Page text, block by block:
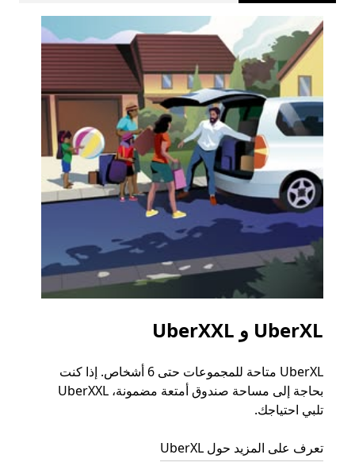
UberXL و UberXXL
UberXL متاحة للمجموعات حتى 6 أشخاص. إذا كنت
بحاجة إلى مساحة صندوق أمتعة مضمونة، UberXXL
تلبي احتياجك.
تعرف على المزيد حول UberXL